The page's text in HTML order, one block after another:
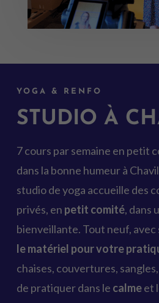
YOGA & RENFO
STUDIO À
7 cours par semaine en petit
dans la bonne humeur à
studio de yoga accueille des
privés, en petit comité, dans
bienveillante. Tout neuf,
le matériel pour votre
chaises, couvertures,
de pratiquer dans le calmeet